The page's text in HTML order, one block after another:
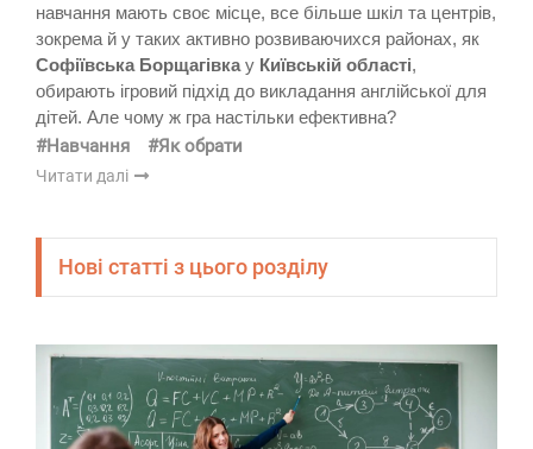
навчання мають своє місце, все більше шкіл та центрів,
зокрема й у таких активно розвиваючихся районах, як
Софіївська Борщагівка у Київській області,
обирають ігровий підхід до викладання англійської для
дітей. Але чому ж гра настільки ефективна?
#Навчання #Як обрати
Читати далі
Нові статті з цього розділу